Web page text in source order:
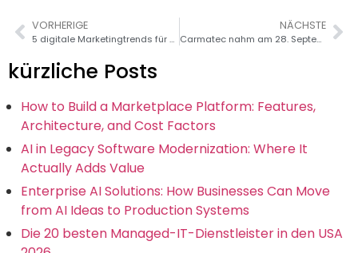
VORHERIGE
5 digitale Marketingtrends für 2016
NÄCHSTE
Carmatec nahm am 28. September 2016 an der WHD India-Konferenz in Bangalore teil
kürzliche Posts
How to Build a Marketplace Platform: Features,
Architecture, and Cost Factors
AI in Legacy Software Modernization: Where It
Actually Adds Value
Enterprise AI Solutions: How Businesses Can Move
from AI Ideas to Production Systems
Die 20 besten Managed-IT-Dienstleister in den USA